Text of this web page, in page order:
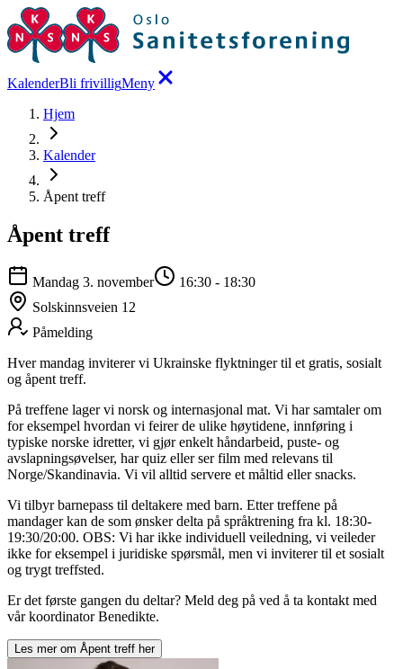
KalenderBli frivilligMeny
Hjem
Kalender
Åpent treff
Åpent treff
Mandag 3. november 16:30 - 18:30
Solskinnsveien 12
Påmelding
Hver mandag inviterer vi Ukrainske flyktninger til et gratis, sosialt
og åpent treff.
På treffene lager vi norsk og internasjonal mat. Vi har samtaler om
for eksempel hvordan vi feirer de ulike høytidene, innføring i
typiske norske idretter, vi gjør enkelt håndarbeid, puste- og
avslapningsøvelser, har quiz eller ser film med relevans til
Norge/Skandinavia. Vi vil alltid servere et måltid eller snacks.
Vi tilbyr barnepass til deltakere med barn. Etter treffene på
mandager kan de som ønsker delta på språktrening fra kl. 18:30-
19:30/20:00. OBS: Vi har ikke individuell veiledning, vi veileder
ikke for eksempel i juridiske spørsmål, men vi inviterer til et sosialt
og trygt treffsted.
Er det første gangen du deltar? Meld deg på ved å ta kontakt med
vår koordinator Benedikte.
Les mer om Åpent treff her